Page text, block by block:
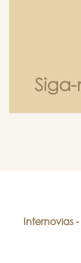
Internovias -